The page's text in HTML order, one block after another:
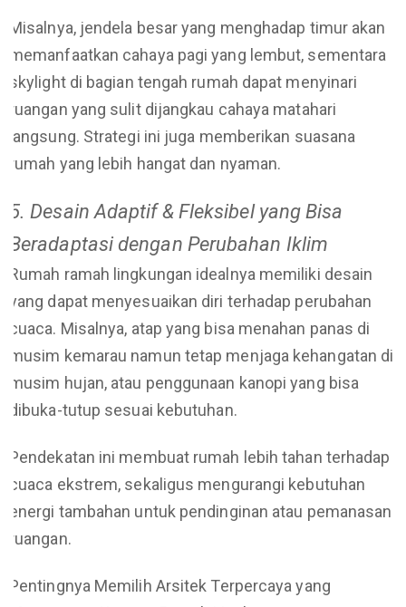
Misalnya, jendela besar yang menghadap timur akan
memanfaatkan cahaya pagi yang lembut, sementara
skylight di bagian tengah rumah dapat menyinari
ruangan yang sulit dijangkau cahaya matahari
langsung. Strategi ini juga memberikan suasana
rumah yang lebih hangat dan nyaman.
5. Desain Adaptif & Fleksibel yang Bisa
Beradaptasi dengan Perubahan Iklim
Rumah ramah lingkungan idealnya memiliki desain
yang dapat menyesuaikan diri terhadap perubahan
cuaca. Misalnya, atap yang bisa menahan panas di
musim kemarau namun tetap menjaga kehangatan di
musim hujan, atau penggunaan kanopi yang bisa
dibuka-tutup sesuai kebutuhan.
Pendekatan ini membuat rumah lebih tahan terhadap
cuaca ekstrem, sekaligus mengurangi kebutuhan
energi tambahan untuk pendinginan atau pemanasan
ruangan.
Pentingnya Memilih Arsitek Terpercaya yang